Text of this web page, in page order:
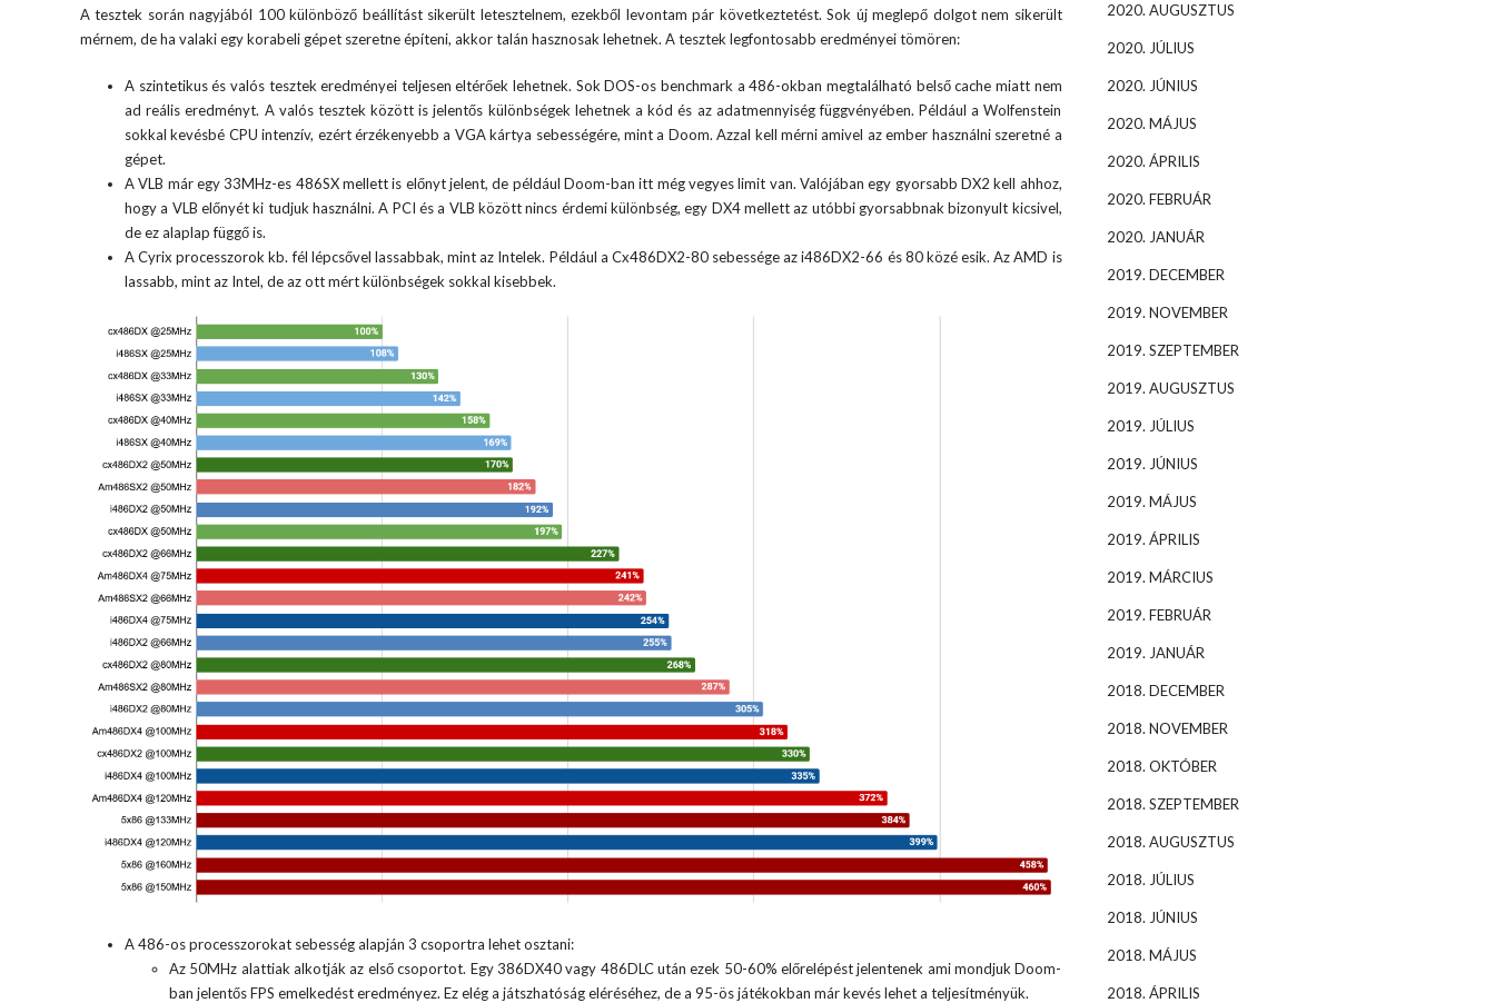
A tesztek során nagyjából 100 különböző beállítást sikerült letesztelnem, ezekből levontam pár következtetést. Sok új meglepő dolgot nem sikerült
mérnem, de ha valaki egy korabeli gépet szeretne építeni, akkor talán hasznosak lehetnek. A tesztek legfontosabb eredményei tömören:
A szintetikus és valós tesztek eredményei teljesen eltérőek lehetnek. Sok DOS-os benchmark a 486-okban megtalálható belső cache miatt nem
ad reális eredményt. A valós tesztek között is jelentős különbségek lehetnek a kód és az adatmennyiség függvényében. Például a Wolfenstein
sokkal kevésbé CPU intenzív, ezért érzékenyebb a VGA kártya sebességére, mint a Doom. Azzal kell mérni amivel az ember használni szeretné a
gépet.
A VLB már egy 33MHz-es 486SX mellett is előnyt jelent, de például Doom-ban itt még vegyes limit van. Valójában egy gyorsabb DX2 kell ahhoz,
hogy a VLB előnyét ki tudjuk használni. A PCI és a VLB között nincs érdemi különbség, egy DX4 mellett az utóbbi gyorsabbnak bizonyult kicsivel,
de ez alaplap függő is.
A Cyrix processzorok kb. fél lépcsővel lassabbak, mint az Intelek. Például a Cx486DX2-80 sebessége az i486DX2-66 és 80 közé esik. Az AMD is
lassabb, mint az Intel, de az ott mért különbségek sokkal kisebbek.
A 486-os processzorokat sebesség alapján 3 csoportra lehet osztani:
Az 50MHz alattiak alkotják az első csoportot. Egy 386DX40 vagy 486DLC után ezek 50-60% előrelépést jelentenek ami mondjuk Doom-
ban jelentős FPS emelkedést eredményez. Ez elég a játszhatóság eléréséhez, de a 95-ös játékokban már kevés lehet a teljesítményük.
2020. AUGUSZTUS
2020. JÚLIUS
2020. JÚNIUS
2020. MÁJUS
2020. ÁPRILIS
2020. FEBRUÁR
2020. JANUÁR
2019. DECEMBER
2019. NOVEMBER
2019. SZEPTEMBER
2019. AUGUSZTUS
2019. JÚLIUS
2019. JÚNIUS
2019. MÁJUS
2019. ÁPRILIS
2019. MÁRCIUS
2019. FEBRUÁR
2019. JANUÁR
2018. DECEMBER
2018. NOVEMBER
2018. OKTÓBER
2018. SZEPTEMBER
2018. AUGUSZTUS
2018. JÚLIUS
2018. JÚNIUS
2018. MÁJUS
2018. ÁPRILIS